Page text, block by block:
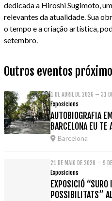
dedicada a Hiroshi Sugimoto,
relevantes da atualidade. Sua
o tempo e a criação artística,
setembro.
Outros eventos
1 DE ABRIL DE 2026 – 31
Exposicions
AUTOBIOGRAFIA
BARCELONA EU
Barcelona
21 DE MAIO DE 2026 – 9
Exposicions
EXPOSICIÓ
POSSIBILITATS”